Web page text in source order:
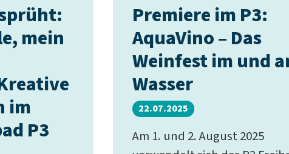
mein
im
P3
Premiere im P3:
AquaVino – Das
Weinfest im und
Wasser
22.07.2025
Am 1. und 2. August 2025